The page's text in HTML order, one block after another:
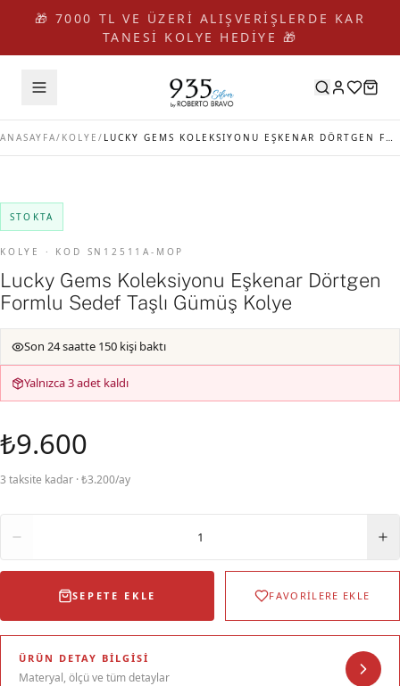
🎁 7000 TL VE ÜZERİ ALIŞVERİŞLERDE KAR
TANESİ KOLYE HEDİYE 🎁
ANASAYFA/ KOLYE / LUCKY GEMS KOLEKSIYONU EŞKENAR DÖRTGEN FORMLU SEDEF TAŞLI GÜMÜŞ KOLYE
STOKTA
KOLYE · KOD SN12511A-MOP
Lucky Gems Koleksiyonu Eşkenar Dörtgen
Formlu Sedef Taşlı Gümüş Kolye
Son 24 saatte 150 kişi baktı
Yalnızca 3 adet kaldı
₺9.600
3 taksite kadar · ₺3.200/ay
1
SEPETE EKLE FAVORİLERE EKLE
ÜRÜN DETAY BILGISI
Materyal, ölçü ve tüm detaylar